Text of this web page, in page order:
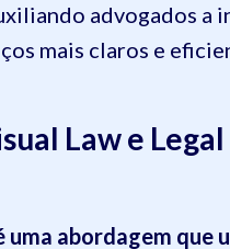
advogados a
mais claros e
Law e Legal
uma abordagem que